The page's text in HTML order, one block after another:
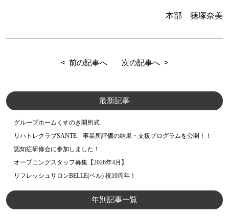
本部 蕏塚奈美
前の記事へ 次の記事へ
最新記事
グループホームくすのき開所式
リハトレクラブSANTE 事業所評価の結果・支援プログラムを公開！！
認知症研修会に参加しました！
オープニングスタッフ募集【2026年4月】
リフレッシュサロンBELLE(ベル) 祝10周年！
年別記事一覧